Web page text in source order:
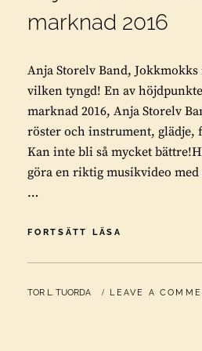
marknad 2016
Anja Storelv Band,
vilken tyngd! En av
marknad 2016, Anja Storelv
röster och instrument, glädje,
Kan inte bli så mycket
göra en riktig musikvideo
…
FORTSÄTT LÄSA
BAND
MARKNAD
BY
TOR L. TUORDA LEAVE A